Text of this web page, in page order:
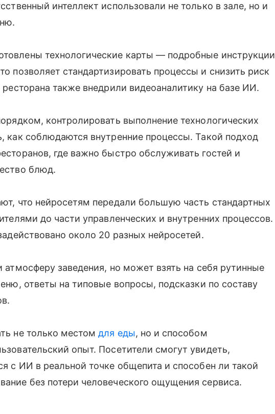
интеллект использовали не только в зале, но и
технологические карты — подробные инструкции
позволяет стандартизировать процессы и снизить риск
также внедрили видеоаналитику на базе ИИ.
контролировать выполнение технологических
как соблюдаются внутренние процессы. Такой подход
где важно быстро обслуживать гостей и
блюд.
что нейросетям передали большую часть стандартных
до части управленческих и внутренних процессов.
около 20 разных нейросетей.
заведения, но может взять на себя рутинные
ответы на типовые вопросы, подсказки по составу
не только местомдля еды, но и способом
опыт. Посетители смогут увидеть,
с ИИ в реальной точке общепита и способен ли такой
без потери человеческого ощущения сервиса.